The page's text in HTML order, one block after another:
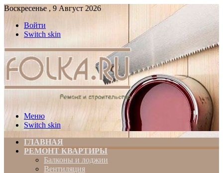
Воскресенье , 9 Август 2026
Войти
Switch skin
Меню
Switch skin
ГЛАВНАЯ
РЕМОНТ КВАРТИРЫ
Балконы и лоджии
Вентиляция